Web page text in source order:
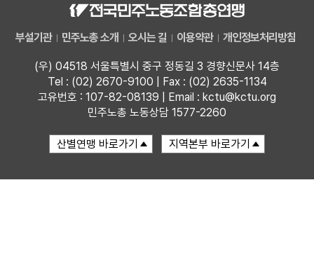
부설기관 민주노총 소개 오시는 길 이용약관 개인정보처리방침
(우) 04518 서울특별시 중구 정동길 3 경향신문사 14층
Tel : (02) 2670-9100 | Fax : (02) 2635-1134
고유번호 : 107-82-08139 | Email : kctu@kctu.org
민주노총 노동상담 1577-2260